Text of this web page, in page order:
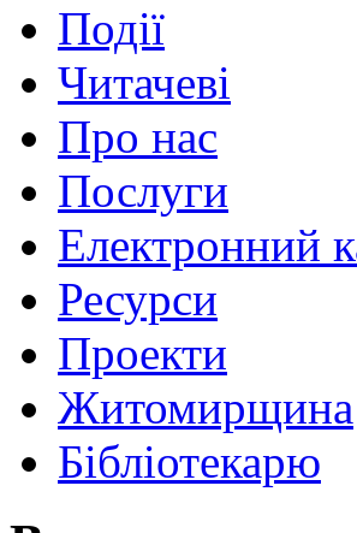
Події
Читачеві
Про нас
Послуги
Електронний
Ресурси
Проекти
Житомирщина
Бібліотекарю